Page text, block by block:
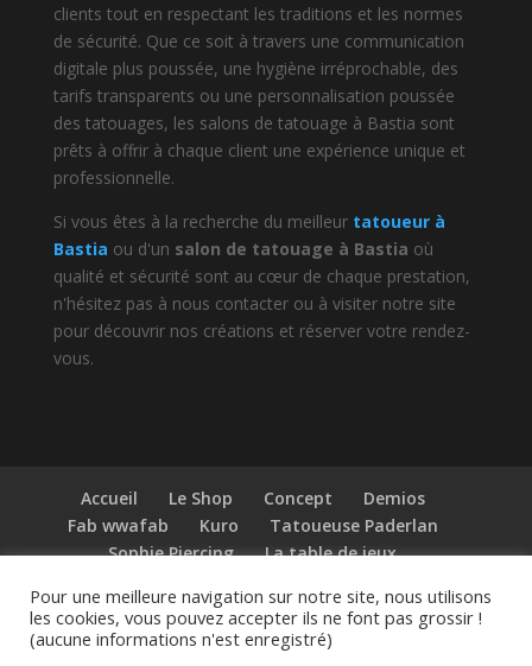
clients tout en respectant les traditions et les normes
de sécurité. Que ce soit à travers une communication
digitale plus poussée, une hygiène irréprochable, des
tarifs transparents ou une personnalisation poussée
des tatouages, les salons de tatouage à Bastia sont
prêts à offrir à chaque client une expérience unique et
professionnelle.
Si vous êtes à la recherche du meilleur tatoueur à
Bastia ou d'un salon de tatouage à Bastia où
qualité et sécurité sont au cœur de chaque prestation,
n'hésitez pas à nous contacter ou à visiter notre site
pour découvrir nos créations et réserver votre rendez-
vous.
Accueil Le Shop Concept
Demios
Fab wwafab
Kuro
Tatoueuse Paderlan
Sophie Piercing
La table de jeux
Mentions légales
Pour une meilleure navigation sur notre site, nous utilisons
les cookies, vous pouvez accepter ils ne font pas grossir !
(aucune informations n'est enregistré)